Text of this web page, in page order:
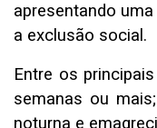
apresentando
a exclusão social.
Entre os
semanas ou
noturna e